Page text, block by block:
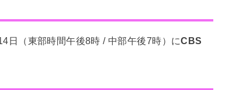
日（東部時間午後8時 / 中部午後7時）にCBS